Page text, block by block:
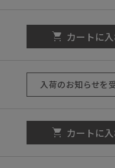
カートに
入荷のお知らせを
カートに